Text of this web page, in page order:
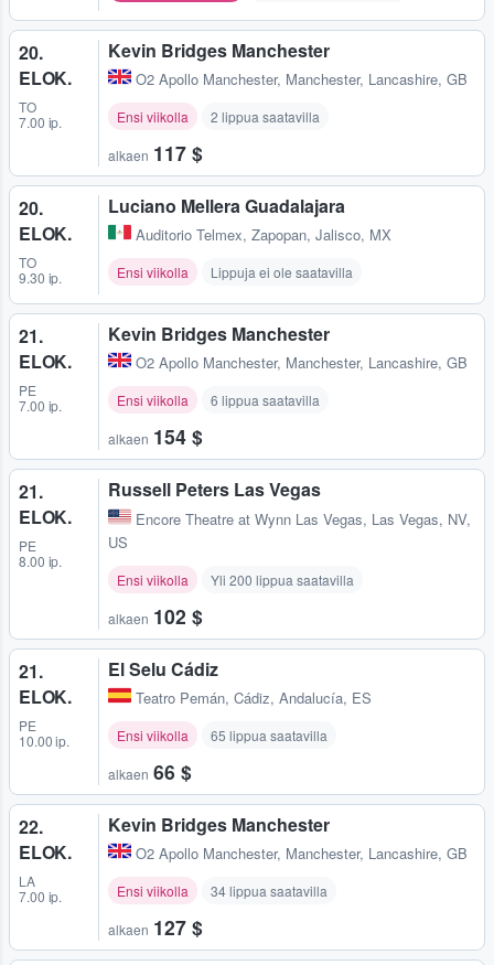
20.
ELOK.
TO
7.00 ip.
Kevin Bridges Manchester
O2 Apollo Manchester, Manchester, Lancashire, GB
Ensi viikolla 2 lippua saatavilla
alkaen 117 $
20.
ELOK.
TO
9.30 ip.
Luciano Mellera Guadalajara
Auditorio Telmex, Zapopan, Jalisco, MX
Ensi viikolla Lippuja ei ole saatavilla
21.
ELOK.
PE
7.00 ip.
Kevin Bridges Manchester
O2 Apollo Manchester, Manchester, Lancashire, GB
Ensi viikolla 6 lippua saatavilla
alkaen 154 $
21.
ELOK.
PE
8.00 ip.
Russell Peters Las Vegas
Encore Theatre at Wynn Las Vegas, Las Vegas, NV,
US
Ensi viikolla Yli 200 lippua saatavilla
alkaen 102 $
21.
ELOK.
PE
10.00 ip.
El Selu Cádiz
Teatro Pemán, Cádiz, Andalucía, ES
Ensi viikolla 65 lippua saatavilla
alkaen 66 $
22.
ELOK.
LA
7.00 ip.
Kevin Bridges Manchester
O2 Apollo Manchester, Manchester, Lancashire, GB
Ensi viikolla 34 lippua saatavilla
alkaen 127 $